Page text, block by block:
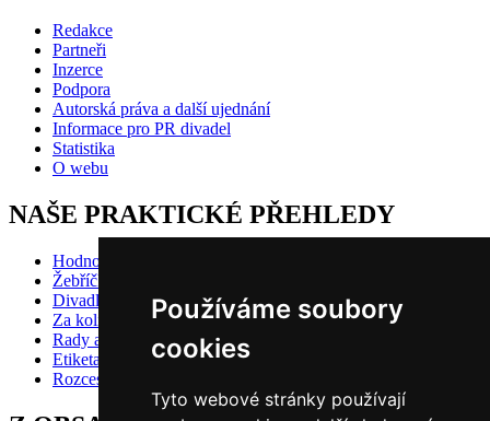
Používáme soubory
cookies
Tyto webové stránky používají
Redakce
Partneři
Inzerce
Podpora
Autorská práva a další ujednání
Informace pro PR divadel
Statistika
O webu
NAŠE PRAKTICKÉ PŘEHLEDY
Hodnocení inscenací
Žebříčky
Divadlo pro děti
Za kolik do divadla?
Rady a doporučení
Etiketa?
Rozcestník